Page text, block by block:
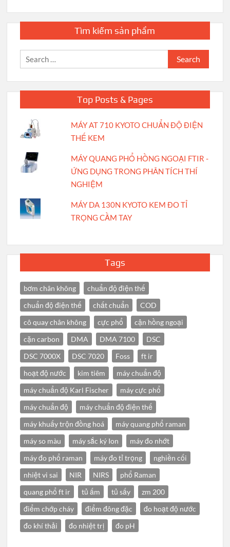
Tìm kiếm sản phẩm
Search
for:
Top Posts & Pages
MÁY AT 710 KYOTO CHUẨN ĐỘ ĐIỆN
THẾ KEM
MÁY QUANG PHỔ HỒNG NGOẠI FTIR -
ỨNG DỤNG TRONG PHÂN TÍCH THÍ
NGHIỆM
MÁY DA 130N KYOTO KEM ĐO TỈ
TRỌNG CẦM TAY
Tags
bơm chân không
chuẩn độ điện thế
chuẩn độ điện thế
chất chuẩn
COD
cô quay chân không
cực phổ
cận hồng ngoại
cặn carbon
DMA DMA 7100
DSC
DSC 7000X
DSC 7020 Foss
ft ir
hoạt độ nước
kim tiêm
máy chuẩn độ
máy chuẩn độ Karl Fischer
máy cực phổ
máy chuẩn độ
máy chuẩn độ điện thế
máy khuấy trộn đồng hoá
máy quang phổ raman
máy so màu
máy sắc ký Ion
máy đo nhớt
máy đo phổ raman
máy đo tỉ trọng
nghiền cối
nhiệt vi sai
NIR NIRS
phổ Raman
quang phổ ft ir
tủ ấm tủ sấy
zm 200
điểm chớp cháy
điểm đông đặc
đo hoạt độ nước
đo khí thải
đo nhiệt trị đo pH